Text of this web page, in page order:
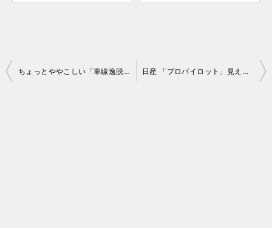
投
ちょっとややこしい「車線逸脱防止機能」と「車線中央維持機能」 日産 「プロパイロット」見えてきた弱点